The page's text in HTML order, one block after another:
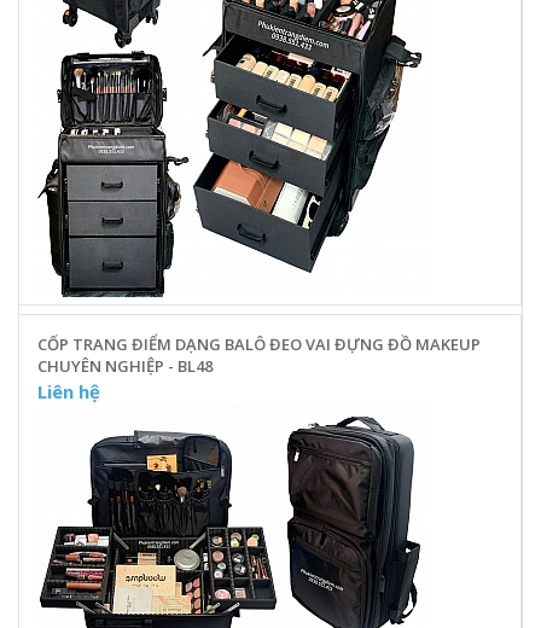
CỐP TRANG ĐIỂM DẠNG BALÔ ĐEO VAI ĐỰNG ĐỒ MAKEUP
CHUYÊN NGHIỆP - BL48
Liên hệ